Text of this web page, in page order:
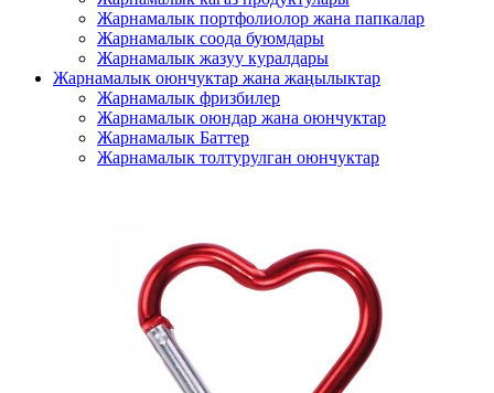
Жарнамалык портфолиолор жана папкалар
Жарнамалык соода буюмдары
Жарнамалык жазуу куралдары
Жарнамалык оюнчуктар жана жаңылыктар
Жарнамалык фризбилер
Жарнамалык оюндар жана оюнчуктар
Жарнамалык Баттер
Жарнамалык толтурулган оюнчуктар